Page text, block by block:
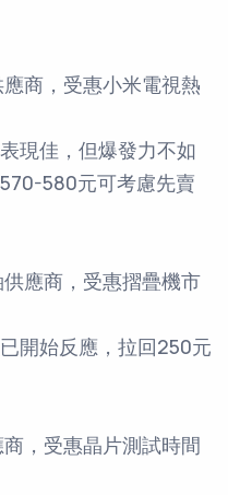
商，受惠小米電視熱
現佳，但爆發力不如
580元可考慮先賣
應商，受惠摺疊機市
開始反應，拉回250元
，受惠晶片測試時間